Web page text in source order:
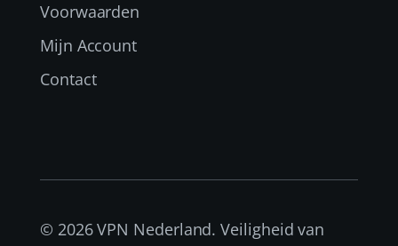
Voorwaarden
Mijn Account
Contact
© 2026 VPN Nederland. Veiligheid van